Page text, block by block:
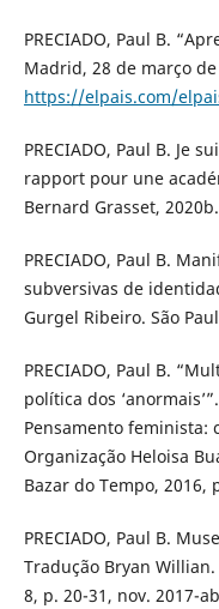
PRECIADO, Paul B.
Madrid, 28 de março
https://elpais.com/
PRECIADO, Paul B. Je
rapport pour une
Bernard Grasset, 2020b.
PRECIADO, Paul B.
subversivas de
Gurgel Ribeiro. São
PRECIADO, Paul B.
política dos
Pensamento feminista:
Organização Heloisa
Bazar do Tempo, 2016,
PRECIADO, Paul B.
Tradução Bryan
8, p. 20-31, nov. 2017-